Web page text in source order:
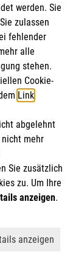
| Datenschutz
werden. Sie
zulassen
fehlender
alle
stehen.
Cookie-
Link.
abgelehnt
mehr
Sie zusätzlich
zu. Um Ihre
anzeigen.
ab
anzeigen